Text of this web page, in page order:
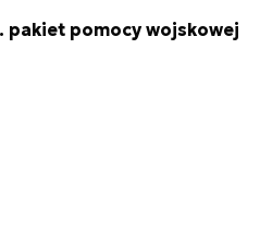
pakiet pomocy wojskowej